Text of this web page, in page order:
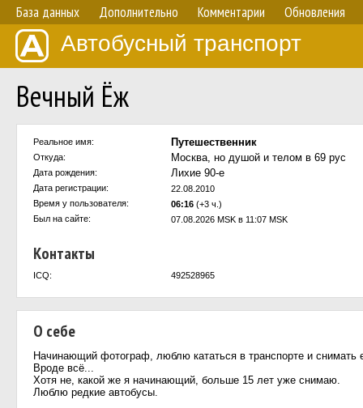
База данных Дополнительно Комментарии Обновления
Автобусный транспорт
Вечный Ёж
Реальное имя: Путешественник
Откуда: Москва, но душой и телом в 69 рус
Дата рождения: Лихие 90-е
Дата регистрации:
22.08.2010
Время у пользователя:
06:16 (+3 ч.)
Был на сайте:
07.08.2026 MSK в 11:07 MSK
Контакты
ICQ: 492528965
О себе
Начинающий фотограф, люблю кататься в транспорте и снимать
Вроде всё...
Хотя не, какой же я начинающий, больше 15 лет уже снимаю.
Люблю редкие автобусы.